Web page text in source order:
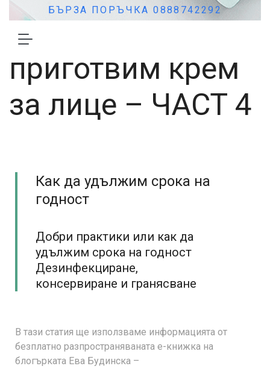
БЪРЗА ПОРЪЧКА 0888742292
Как да си
приготвим крем
за лице – ЧАСТ 4
Как да удължим срока на
годност
Добри практики или как да
удължим срока на годност
Дезинфекциране,
консервиране и гранясване
В тази статия ще използваме информацията от
безплатно разпространяваната е-книжка на
блогърката Ева Будинска –